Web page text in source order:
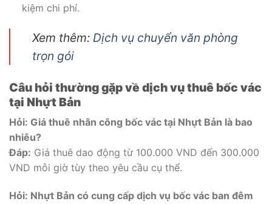
kiệm chi phí.
Xem thêm: Dịch vụ chuyển văn phòng
trọn gói
Câu hỏi thường gặp về dịch vụ thuê bốc vác
tại Nhựt Bản
Hỏi: Giá thuê nhân công bốc vác tại Nhựt Bản là bao
nhiêu?
Đáp: Giá thuê dao động từ 100.000 VND đến 300.000
VND mỗi giờ tùy theo yêu cầu cụ thể.
Hỏi: Nhựt Bản có cung cấp dịch vụ bốc vác ban đêm